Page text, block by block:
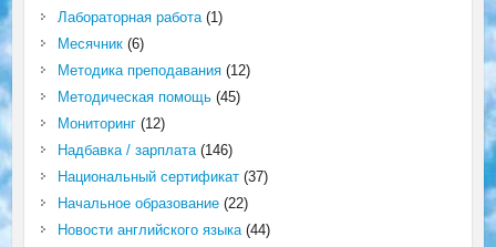
Лабораторная работа(1)
Месячник(6)
Методика преподавания(12)
Методическая помощь(45)
Мониторинг(12)
Надбавка / зарплата(146)
Национальный сертификат(37)
Начальное образование(22)
Новости английского языка(44)